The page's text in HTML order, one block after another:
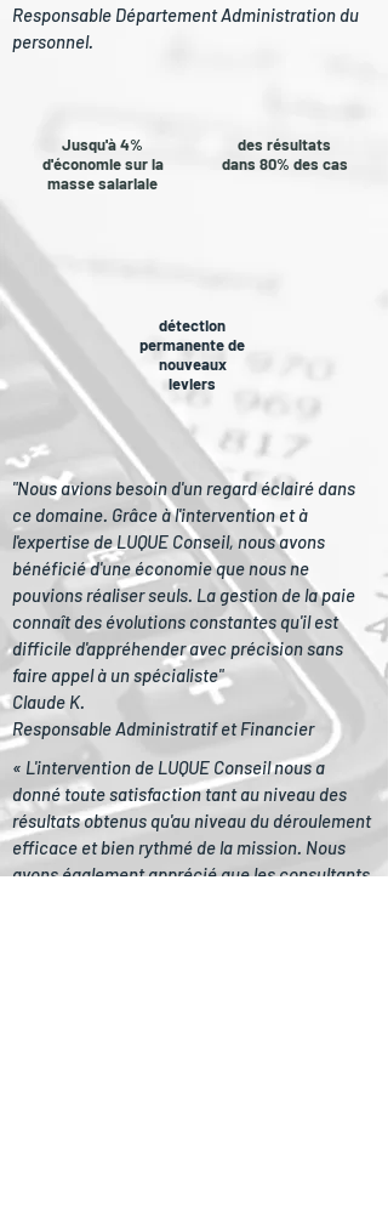
Responsable Département Administration du
personnel.
détection
permanente de
nouveaux
leviers
des résultats
dans 80% des cas
Jusqu'à 4%
d'économie sur la
masse salariale
"Nous avions besoin d'un regard éclairé dans
ce domaine. Grâce à l'intervention et à
l'expertise de LUQUE Conseil, nous avons
bénéficié d'une économie que nous ne
pouvions réaliser seuls. La gestion de la paie
connaît des évolutions constantes qu'il est
difficile d'appréhender avec précision sans
faire appel à un spécialiste"
Claude K.
Responsable Administratif et Financier
« L'intervention de LUQUE Conseil nous a
donné toute satisfaction tant au niveau des
résultats obtenus qu'au niveau du déroulement
efficace et bien rythmé de la mission. Nous
avons également apprécié que les consultants